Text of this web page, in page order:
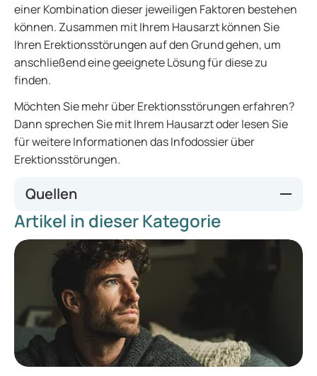
einer Kombination dieser jeweiligen Faktoren bestehen
können. Zusammen mit Ihrem Hausarzt können Sie
Ihren Erektionsstörungen auf den Grund gehen, um
anschließend eine geeignete Lösung für diese zu
finden.
Möchten Sie mehr über Erektionsstörungen erfahren?
Dann sprechen Sie mit Ihrem Hausarzt oder lesen Sie
für weitere Informationen das Infodossier über
Erektionsstörungen.
Quellen
WebMD
Huffington Post,
Everyday Health
Spiegel Online
Artikel in dieser Kategorie